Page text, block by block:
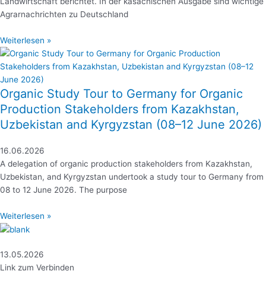
Agrarnachrichten zu Deutschland
Weiterlesen »
Organic Study Tour to Germany for Organic
Production Stakeholders from Kazakhstan,
Uzbekistan and Kyrgyzstan (08–12 June 2026)
16.06.2026
A delegation of organic production stakeholders from Kazakhstan,
Uzbekistan, and Kyrgyzstan undertook a study tour to Germany from
08 to 12 June 2026. The purpose
Weiterlesen »
13.05.2026
Link zum Verbinden